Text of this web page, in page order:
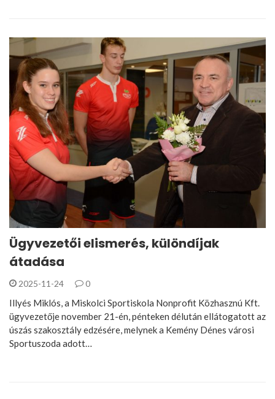
Ügyvezetői elismerés, különdíjak
átadása
2025-11-24 0
Illyés Miklós, a Miskolci Sportiskola Nonprofit Közhasznú Kft.
ügyvezetője november 21-én, pénteken délután ellátogatott az
úszás szakosztály edzésére, melynek a Kemény Dénes városi
Sportuszoda adott…